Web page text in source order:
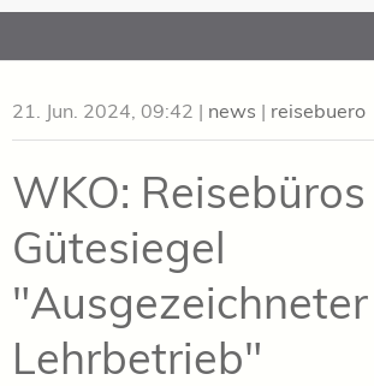
to
21. Jun. 2024, 09:42 | news | reisebuero
WKO:
Gütesiegel
"Ausgezeichneter
Lehrbetrieb"